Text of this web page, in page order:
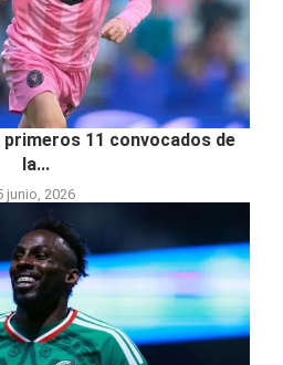
primeros 11 convocados de
la...
junio, 2026